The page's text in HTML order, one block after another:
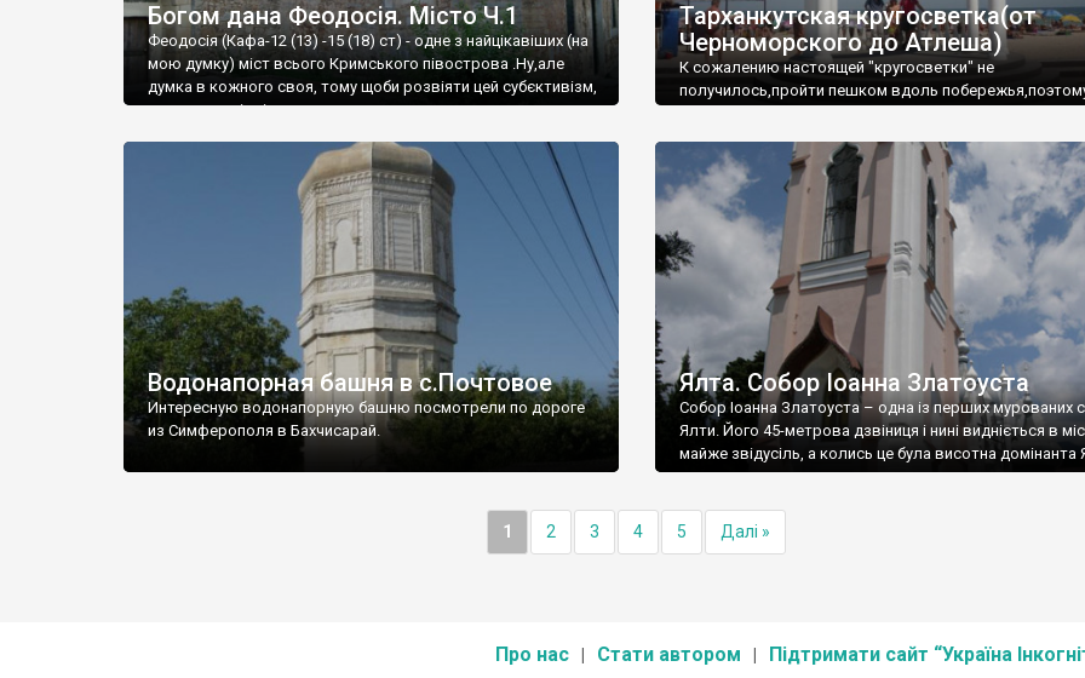
Богом дана Феодосія. Місто Ч.1
Феодосія (Кафа-12 (13) -15 (18) ст) - одне з найцікавіших (на
мою думку) міст всього Кримського півострова .Ну,але
думка в кожного своя, тому щоби розвіяти цей субєктивізм,
запрошую відвідати це
Тарханкутская кругосветка(от
Черноморского до Атлеша)
К сожалению настоящей "кругосветки" не
получилось,пройти пешком вдоль
Водонапорная башня в с.Почтовое
Интересную водонапорную башню посмотрели по дороге
из Симферополя в Бахчисарай.
Ялта. Собор Іоанна Златоуста
Собор Іоанна Златоуста – одна із перших мурованих
Ялти. Його 45-метрова дзвіниця і нині видніється в
майже звідусіль, а колись це була висотна домінанта
1 2 3 4 5 Далі »
Про нас Стати автором Підтримати сайт “Україна